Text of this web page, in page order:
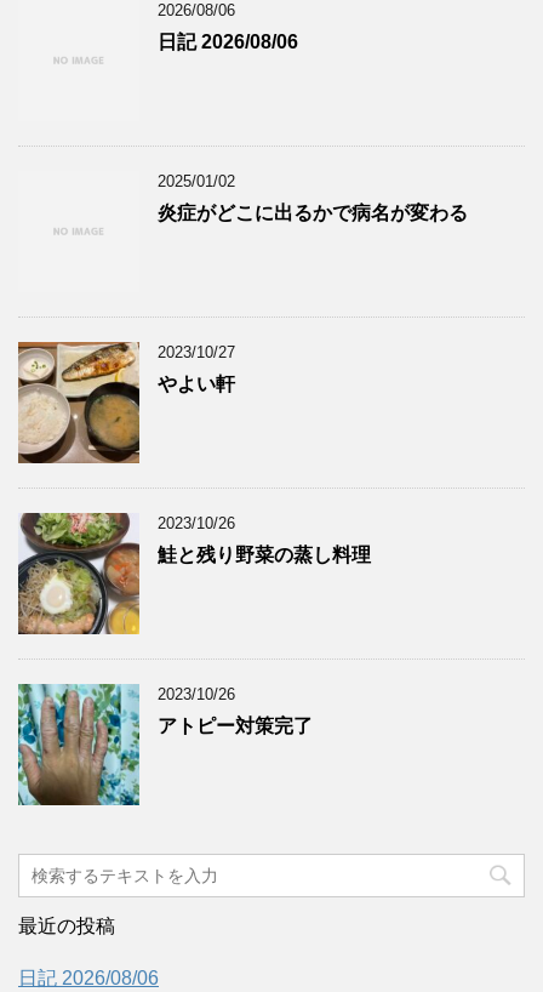
2026/08/06
日記 2026/08/06
2025/01/02
炎症がどこに出るかで病名が変わる
2023/10/27
やよい軒
2023/10/26
鮭と残り野菜の蒸し料理
2023/10/26
アトピー対策完了
最近の投稿
日記 2026/08/06